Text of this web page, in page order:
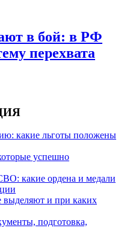
в бой: в РФ
перехвата
какие льготы положены
успешно
какие ордена и медали
выделяют и при каких
подготовка,